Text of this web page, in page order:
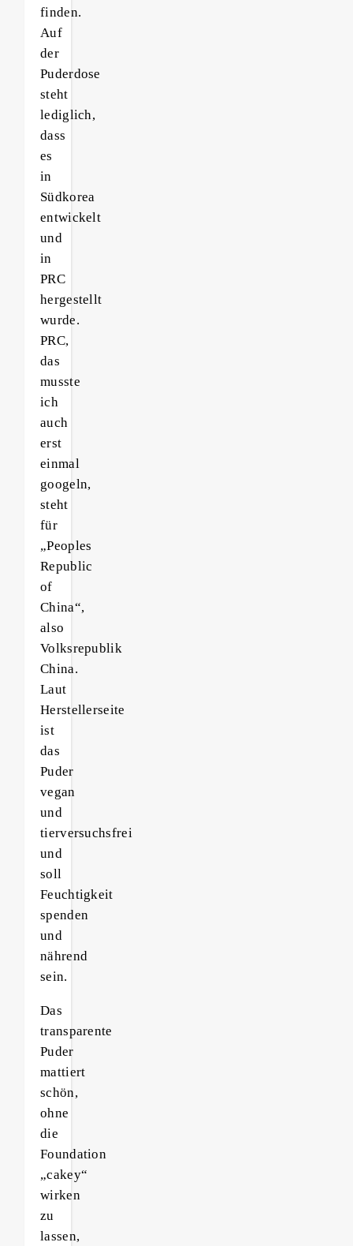
finden.
Auf
der
Puderdose
steht
lediglich,
dass
es
in
Südkorea
entwickelt
und
in
PRC
hergestellt
wurde.
PRC,
das
musste
ich
auch
erst
einmal
googeln,
steht
für
„Peoples
Republic
of
China“,
also
Volksrepublik
China.
Laut
Herstellerseite
ist
das
Puder
vegan
und
tierversuchsfrei
und
soll
Feuchtigkeit
spenden
und
nährend
sein.
Das
transparente
Puder
mattiert
schön,
ohne
die
Foundation
„cakey“
wirken
zu
lassen,